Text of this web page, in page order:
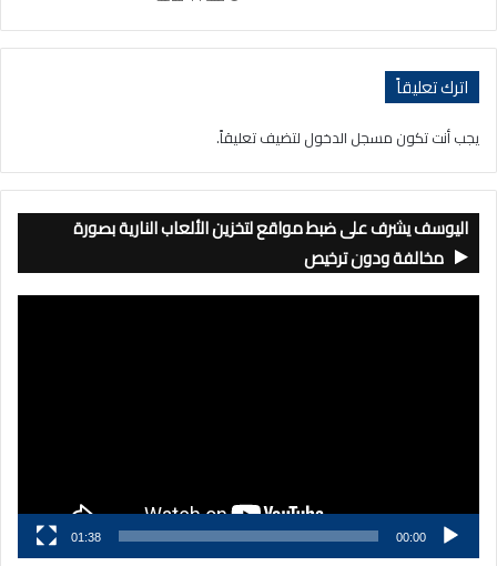
اترك تعليقاً
يجب أنت تكون مسجل الدخول لتضيف تعليقاً.
اليوسف يشرف على ضبط مواقع لتخزين الألعاب النارية بصورة
مخالفة ودون ترخيص
00:00
01:38